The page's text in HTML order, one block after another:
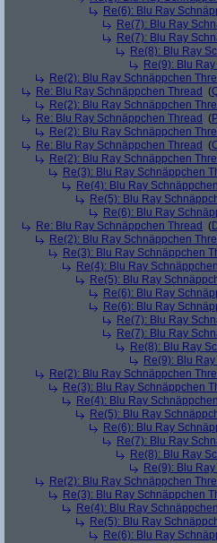
Re(6): Blu Ray
Re(7): Blu Ray
Re(7): Blu Ray
Re(8): Blu Ray
Re(9): Blu
Re(2): Blu Ray Schnäppchen
Re: Blu Ray Schnäppchen Thread (
Re(2): Blu Ray Schnäppchen
Re: Blu Ray Schnäppchen Thread (
Re(2): Blu Ray Schnäppchen
Re: Blu Ray Schnäppchen Thread (
Re(2): Blu Ray Schnäppchen
Re(3): Blu Ray Schnäppchen
Re(4): Blu Ray
Re(5): Blu Ray
Re(6): Blu Ray
Re: Blu Ray Schnäppchen Thread (
Re(2): Blu Ray Schnäppchen
Re(3): Blu Ray Schnäppchen
Re(4): Blu Ray
Re(5): Blu Ray
Re(6): Blu Ray
Re(6): Blu Ray
Re(7): Blu Ray
Re(7): Blu Ray
Re(8): Blu Ray
Re(9): Blu
Re(2): Blu Ray Schnäppchen
Re(3): Blu Ray Schnäppchen
Re(4): Blu Ray
Re(5): Blu Ray
Re(6): Blu Ray
Re(7): Blu Ray
Re(8): Blu Ray
Re(9): Blu
Re(2): Blu Ray Schnäppchen
Re(3): Blu Ray Schnäppchen
Re(4): Blu Ray
Re(5): Blu Ray
Re(6): Blu Ray